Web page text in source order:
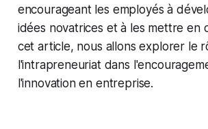
encourageant les employés à
idées novatrices et à les mettre en
cet article, nous allons explorer le
l'intrapreneuriat dans
l'innovation en entreprise.